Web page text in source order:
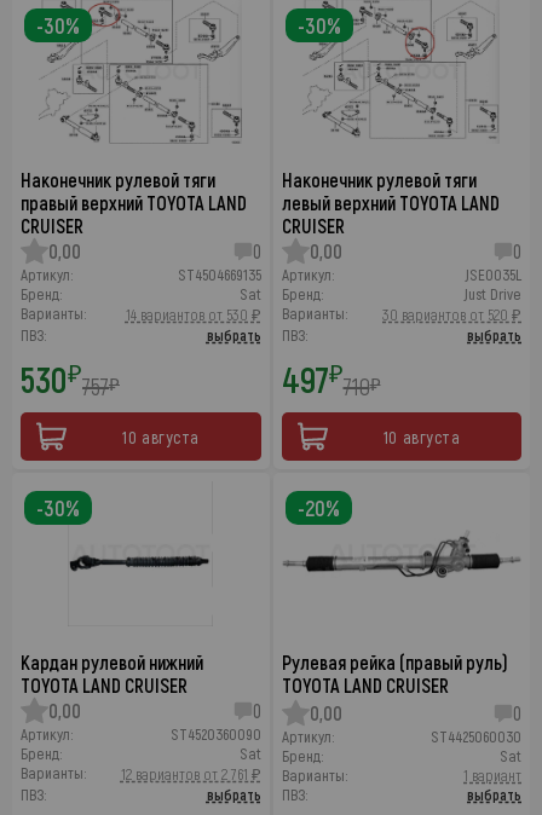
Наконечник рулевой тяги
правый верхний TOYOTA LAND
CRUISER
0,00
0
Артикул:
ST4504669135
Бренд:
Sat
Варианты:
14 вариантов от 530 ₽
ПВЗ:
выбрать
530₽757₽
10 августа
-30%
Наконечник рулевой тяги
левый верхний TOYOTA LAND
CRUISER
0,00
0
Артикул:
JSE0035L
Бренд:
Just Drive
Варианты:
30 вариантов от 520 ₽
ПВЗ:
выбрать
497₽710₽
10 августа
-30%
Кардан рулевой нижний
TOYOTA LAND CRUISER
0,00
0
Артикул:
ST4520360090
Бренд:
Sat
Варианты:
12 вариантов от 2 761 ₽
ПВЗ:
выбрать
-30%
Рулевая рейка (правый руль)
TOYOTA LAND CRUISER
0,00
0
Артикул:
ST4425060030
Бренд:
Sat
Варианты:
1 вариант
ПВЗ:
выбрать
-20%